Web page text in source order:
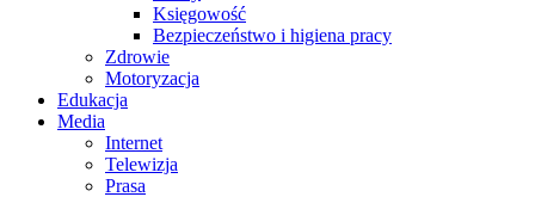
Księgowość
Bezpieczeństwo i higiena pracy
Zdrowie
Motoryzacja
Edukacja
Media
Internet
Telewizja
Prasa